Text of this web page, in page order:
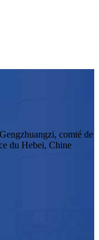
comté de
du Hebei, Chine